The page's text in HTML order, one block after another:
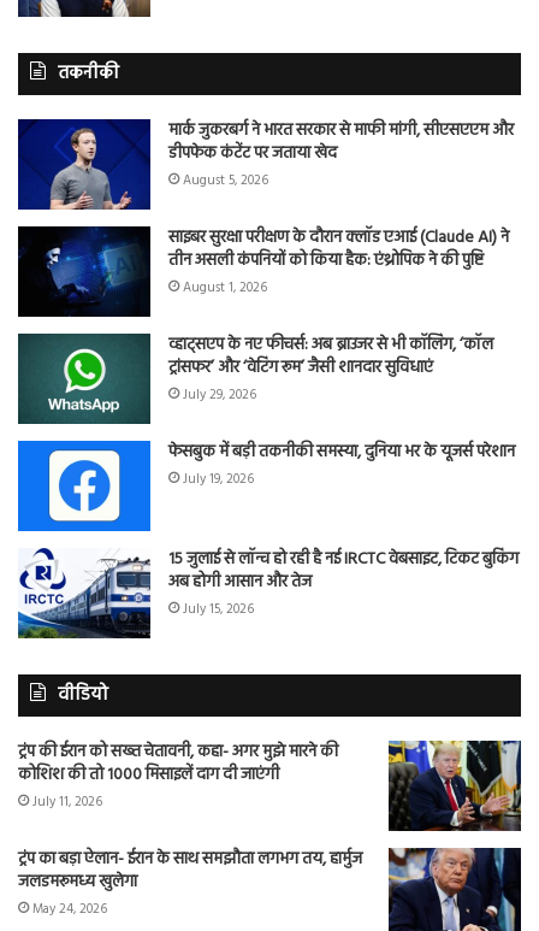
तकनीकी
मार्क जुकरबर्ग ने भारत सरकार से माफी मांगी, सीएसएएम और
डीपफेक कंटेंट पर जताया खेद
August 5, 2026
साइबर सुरक्षा परीक्षण के दौरान क्लॉड एआई (Claude AI) ने
तीन असली कंपनियों को किया हैक: एंथ्रोपिक ने की पुष्टि
August 1, 2026
व्हाट्सएप के नए फीचर्स: अब ब्राउजर से भी कॉलिंग, ‘कॉल
ट्रांसफर’ और ‘वेटिंग रूम’ जैसी शानदार सुविधाएं
July 29, 2026
फेसबुक में बड़ी तकनीकी समस्या, दुनिया भर के यूजर्स परेशान
July 19, 2026
15 जुलाई से लॉन्च हो रही है नई IRCTC वेबसाइट, टिकट बुकिंग
अब होगी आसान और तेज
July 15, 2026
वीडियो
ट्रंप की ईरान को सख्त चेतावनी, कहा- अगर मुझे मारने की
कोशिश की तो 1000 मिसाइलें दाग दी जाएंगी
July 11, 2026
ट्रंप का बड़ा ऐलान- ईरान के साथ समझौता लगभग तय, हार्मुज
जलडमरूमध्य खुलेगा
May 24, 2026